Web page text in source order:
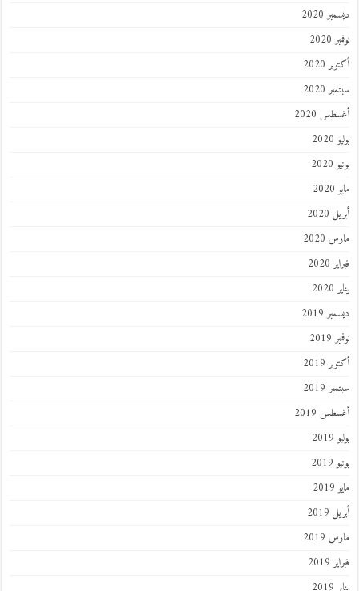
ديسمبر 2020
نوفمبر 2020
أكتوبر 2020
سبتمبر 2020
أغسطس 2020
يوليو 2020
يونيو 2020
مايو 2020
أبريل 2020
مارس 2020
فبراير 2020
يناير 2020
ديسمبر 2019
نوفمبر 2019
أكتوبر 2019
سبتمبر 2019
أغسطس 2019
يوليو 2019
يونيو 2019
مايو 2019
أبريل 2019
مارس 2019
فبراير 2019
يناير 2019